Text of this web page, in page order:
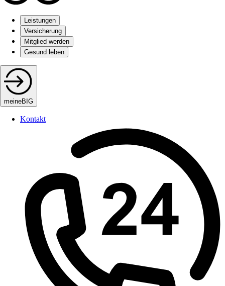
Leistungen
Versicherung
Mitglied werden
Gesund leben
meineBIG
Kontakt